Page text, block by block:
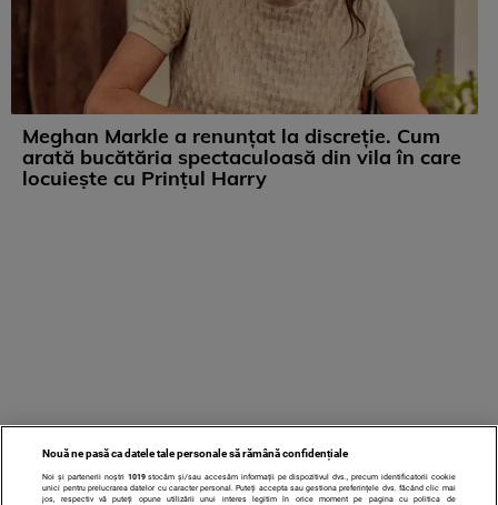
Meghan Markle a renunțat la discreție. Cum
arată bucătăria spectaculoasă din vila în care
locuiește cu Prințul Harry
Nouă ne pasă ca datele tale personale să rămână confidențiale
Noi și partenerii noștri 1019stocăm și/sau accesăm informații pe dispozitivul dvs., precum identificatorii cookie
unici pentru prelucrarea datelor cu caracter personal. Puteți accepta sau gestiona preferințele dvs. făcând clic mai
jos, respectiv vă puteți opune utilizării unui interes legitim în orice moment pe pagina cu politica de